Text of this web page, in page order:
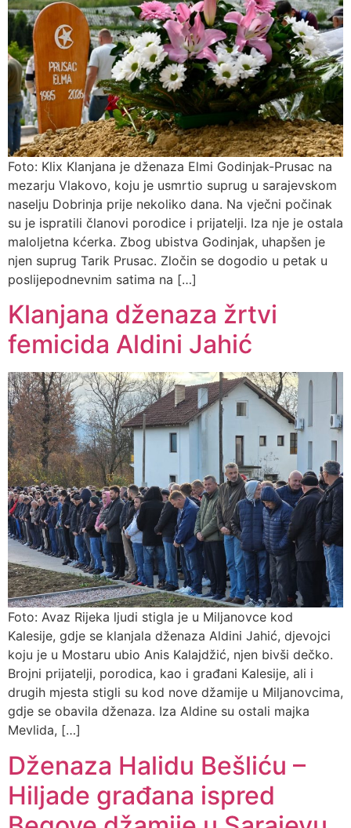
Foto: Klix Klanjana je dženaza Elmi Godinjak-Prusac na
mezarju Vlakovo, koju je usmrtio suprug u sarajevskom
naselju Dobrinja prije nekoliko dana. Na vječni počinak
su je ispratili članovi porodice i prijatelji. Iza nje je ostala
maloljetna kćerka. Zbog ubistva Godinjak, uhapšen je
njen suprug Tarik Prusac. Zločin se dogodio u petak u
poslijepodnevnim satima na […]
Klanjana dženaza žrtvi
femicida Aldini Jahić
Foto: Avaz Rijeka ljudi stigla je u Miljanovce kod
Kalesije, gdje se klanjala dženaza Aldini Jahić, djevojci
koju je u Mostaru ubio Anis Kalajdžić, njen bivši dečko.
Brojni prijatelji, porodica, kao i građani Kalesije, ali i
drugih mjesta stigli su kod nove džamije u Miljanovcima,
gdje se obavila dženaza. Iza Aldine su ostali majka
Mevlida, […]
Dženaza Halidu Bešliću –
Hiljade građana ispred